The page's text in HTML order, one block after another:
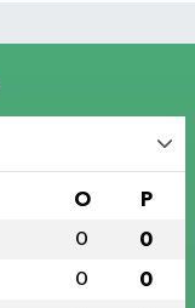
O P
0 0
0 0